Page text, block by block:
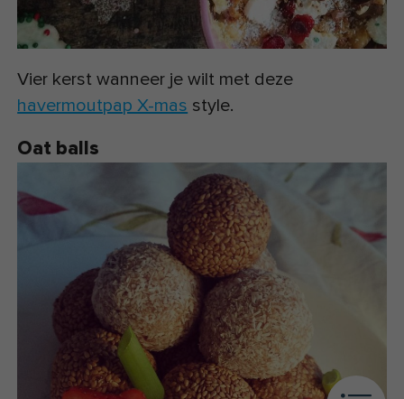
Vier kerst wanneer je wilt met deze
havermoutpap X-mas style.
Oat balls